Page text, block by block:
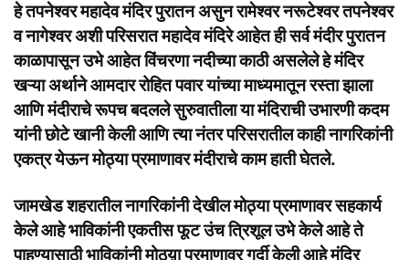
हे तपनेश्वर महादेव मंदिर पुरातन असुन रामेश्वर नरूटेश्वर तपनेश्वर
व नागेश्वर अशी परिसरात महादेव मंदिरे आहेत ही सर्व मंदीर पुरातन
काळापासून उभे आहेत विंचरणा नदीच्या काठी असलेले हे मंदिर
खऱ्या अर्थाने आमदार रोहित पवार यांच्या माध्यमातून रस्ता झाला
आणि मंदीराचे रूपच बदलले सुरुवातीला या मंदिराची उभारणी कदम
यांनी छोटे खानी केली आणि त्या नंतर परिसरातील काही नागरिकांनी
एकत्र येऊन मोठ्या प्रमाणावर मंदीराचे काम हाती घेतले.
जामखेड शहरातील नागरिकांनी देखील मोठ्या प्रमाणावर सहकार्य
केले आहे भाविकांनी एकतीस फूट उंच त्रिशूल उभे केले आहे ते
पाहण्यासाठी भाविकांनी मोठय़ा प्रमाणावर गर्दी केली आहे मंदिर